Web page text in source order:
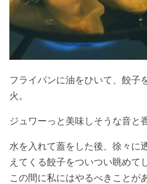
フライパンに油をひいて、餃子
火。
ジュワーっと美味しそうな音と
水を入れて蓋をした後、徐々に
えてくる餃子をついつい眺めて
この間に私にはやるべきことが